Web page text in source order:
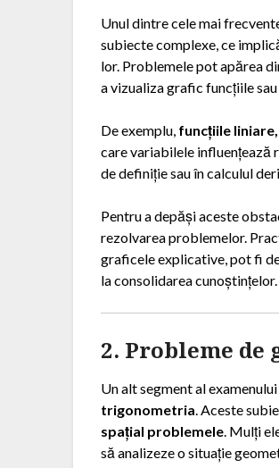
Unul dintre cele mai
subiecte complexe, ce
lor. Problemele pot apărea
a vizualiza grafic funcțiile
De exemplu, funcțiile
care variabilele influențează
de definiție sau în calculul
Pentru a depăși aceste
rezolvarea problemelor.
graficele explicative, pot fi
la consolidarea cunoștințelor.
2. Probleme
Un alt segment al
trigonometria . Aceste
spațial problemele . Mulți
să analizeze o situație